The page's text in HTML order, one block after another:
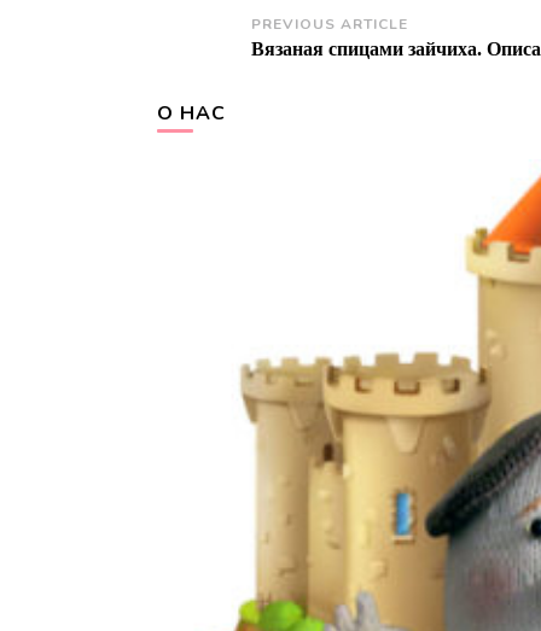
Post
Navigation
PREVIOUS ARTICLE
Вязаная спицами зайчиха.
О НАС